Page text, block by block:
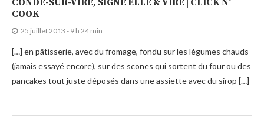
CONDÉ-SUR-VIRE, SIGNÉ ELLE & VIRE | CLICK N'
COOK
25 juillet 2013 - 9 h 24 min
[…] en pâtisserie, avec du fromage, fondu sur les légumes chauds
(jamais essayé encore), sur des scones qui sortent du four ou des
pancakes tout juste déposés dans une assiette avec du sirop […]